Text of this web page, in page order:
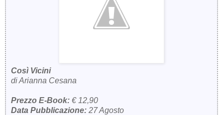
Così Vicini
di Arianna Cesana
Prezzo E-Book: € 12,90
Data Pubblicazione: 27 Agosto